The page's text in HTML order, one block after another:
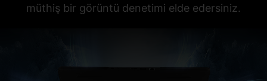
müthiş bir görüntü denetimi elde edersiniz.